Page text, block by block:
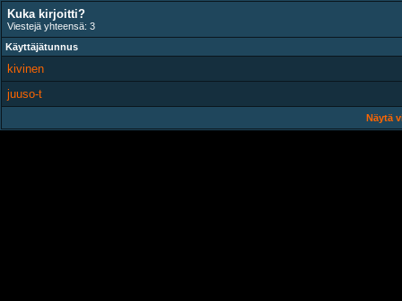
Kuka kirjoitti?
Viestejä yhteensä: 3
Käyttäjätunnus
kivinen
juuso-t
Näytä